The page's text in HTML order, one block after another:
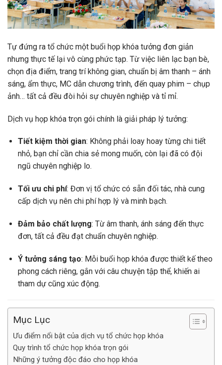
Tự đứng ra tổ chức một buổi họp khóa tưởng đơn giản
nhưng thực tế lại vô cùng phức tạp. Từ việc liên lạc bạn bè,
chọn địa điểm, trang trí không gian, chuẩn bị âm thanh – ánh
sáng, ẩm thực, MC dẫn chương trình, đến quay phim – chụp
ảnh… tất cả đều đòi hỏi sự chuyên nghiệp và tỉ mỉ.
Dịch vụ họp khóa trọn gói chính là giải pháp lý tưởng:
Tiết kiệm thời gian: Không phải loay hoay từng chi tiết
nhỏ, bạn chỉ cần chia sẻ mong muốn, còn lại đã có đội
ngũ chuyên nghiệp lo.
Tối ưu chi phí: Đơn vị tổ chức có sẵn đối tác, nhà cung
cấp dịch vụ nên chi phí hợp lý và minh bạch.
Đảm bảo chất lượng: Từ âm thanh, ánh sáng đến thực
đơn, tất cả đều đạt chuẩn chuyên nghiệp.
Ý tưởng sáng tạo: Mỗi buổi họp khóa được thiết kế theo
phong cách riêng, gắn với câu chuyện tập thể, khiến ai
tham dự cũng xúc động.
Mục Lục
Ưu điểm nổi bật của dịch vụ tổ chức họp khóa
Quy trình tổ chức họp khóa trọn gói
Những ý tưởng độc đáo cho họp khóa